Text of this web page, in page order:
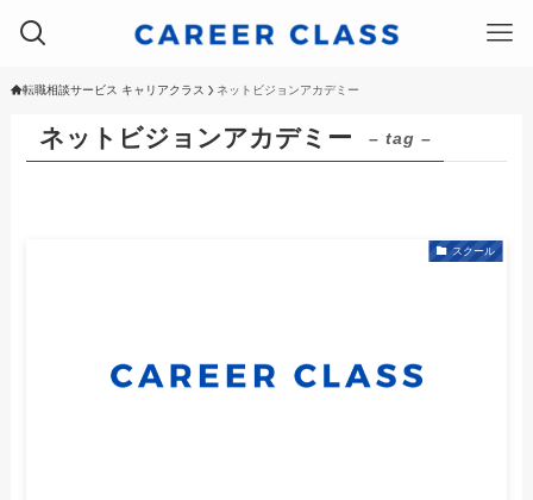
転職相談サービス キャリアクラス ネットビジョンアカデミー
ネットビジョンアカデミー – tag –
スクール